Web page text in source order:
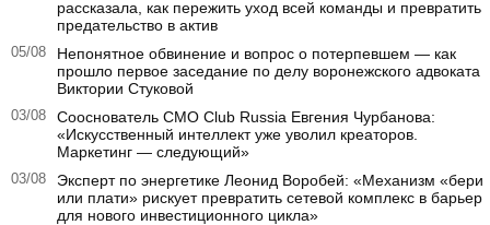
рассказала, как пережить уход всей команды и превратить
предательство в актив
05/08
Непонятное обвинение и вопрос о потерпевшем — как
прошло первое заседание по делу воронежского адвоката
Виктории Стуковой
03/08
Сооснователь CMO Club Russia Евгения Чурбанова:
«Искусственный интеллект уже уволил креаторов.
Маркетинг — следующий»
03/08
Эксперт по энергетике Леонид Воробей: «Механизм «бери
или плати» рискует превратить сетевой комплекс в барьер
для нового инвестиционного цикла»